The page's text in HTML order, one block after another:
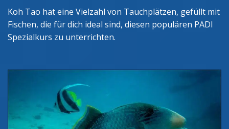
Koh Tao hat eine Vielzahl von Tauchplätzen, gefüllt mit
Fischen, die für dich ideal sind, diesen populären PADI
Spezialkurs zu unterrichten.